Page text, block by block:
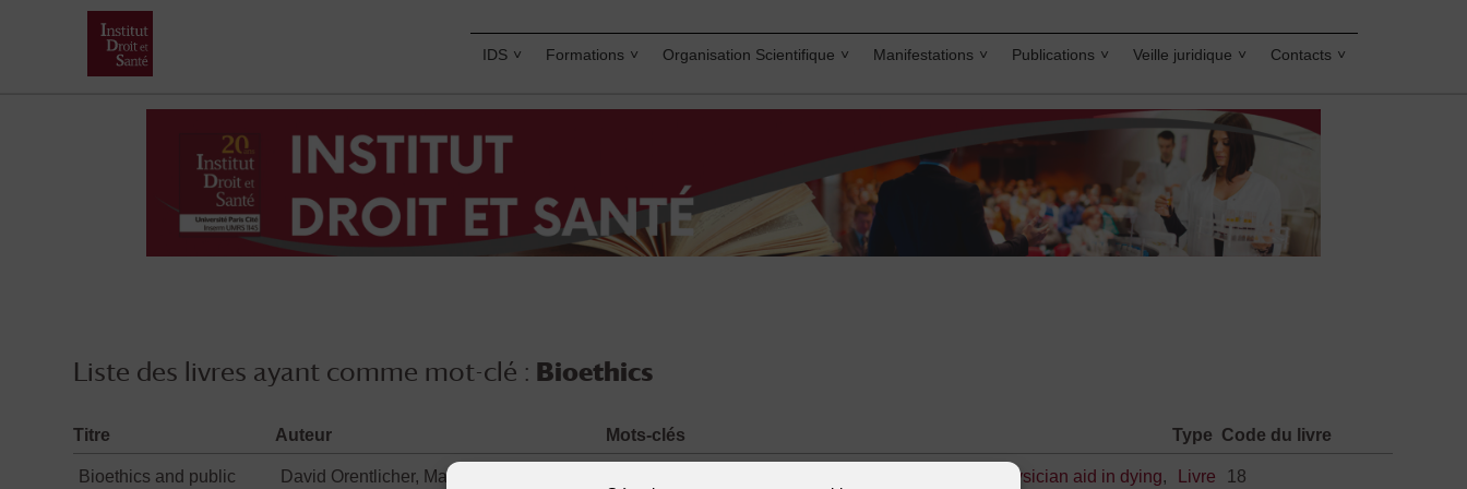
IDS Formations Organisation Scientifique Manifestations Publications Veille juridique Contacts
Liste des livres ayant comme mot-clé : Bioethics
Titre Auteur Mots-clés Type Code du livre
Bioethics and public David Orentlicher, Mary Anne Bobinski, Physician aid in dying, Livre 18